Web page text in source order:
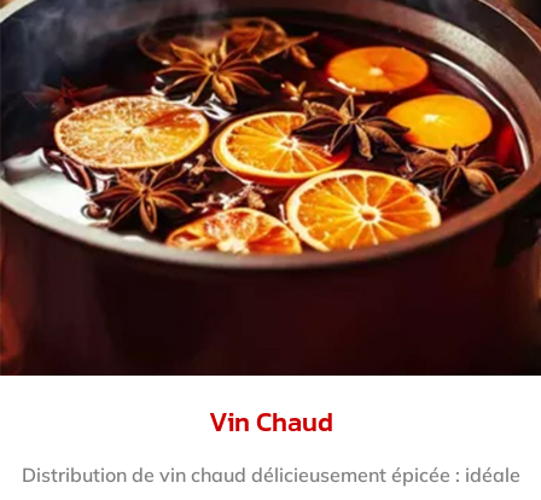
Vin Chaud
Distribution de vin chaud délicieusement épicée : idéale